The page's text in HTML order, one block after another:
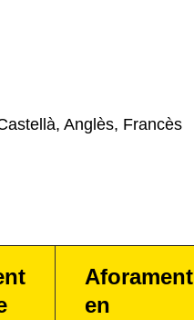
Anglès, Francès
Aforament
en